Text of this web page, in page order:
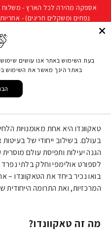
להמשך
נפחים ומשקלים חריגים) - אחריות יבואן
מאמרים טאקוונדו: אומנות
טאקוונדו: אומנות
טאקוונדו היא אחת מאומנויות
בעולם. בשילוב ייחודי של
הגנה יעילות ותפיסת עולם
לספורט אולימפי וחלק בלתי
בואו נכיר ביחד את הטאקוונדו –
המרכזיות, ואת התרומה הייחודית
מה זה טאקוונדו?
באתר הינך מאשר את השימוש